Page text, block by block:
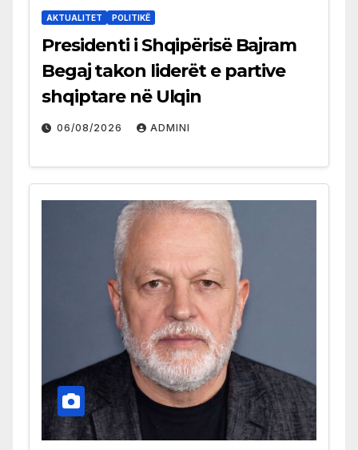
AKTUALITET POLITIKË
Presidenti i Shqipërisë Bajram
Begaj takon liderët e partive
shqiptare në Ulqin
06/08/2026 ADMINI